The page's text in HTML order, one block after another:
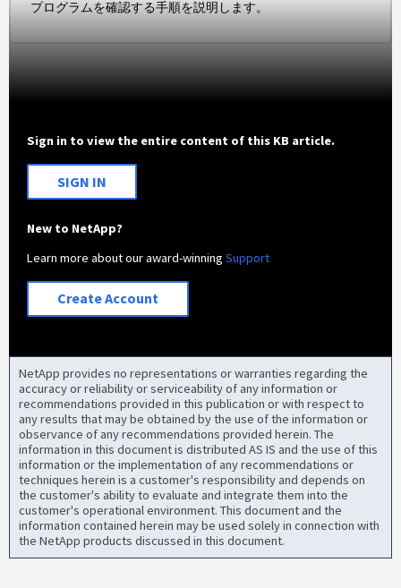
プログラムを確認する手順を説明します。
Sign in to view the entire content of this KB article.
SIGN IN
New to NetApp?
Learn more about our award-winningSupport
Create Account
NetApp provides no representations or warranties regarding the
accuracy or reliability or serviceability of any information or
recommendations provided in this publication or with respect to
any results that may be obtained by the use of the information or
observance of any recommendations provided herein. The
information in this document is distributed AS IS and the use of this
information or the implementation of any recommendations or
techniques herein is a customer's responsibility and depends on
the customer's ability to evaluate and integrate them into the
customer's operational environment. This document and the
information contained herein may be used solely in connection with
the NetApp products discussed in this document.